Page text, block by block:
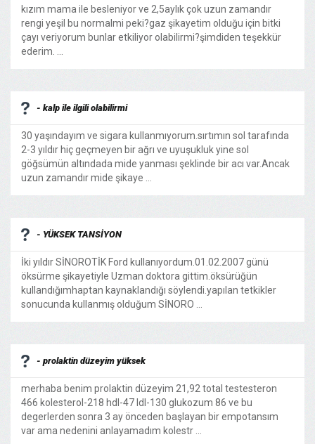
kızım mama ile besleniyor ve 2,5aylık çok uzun zamandır
rengi yeşil bu normalmi peki?gaz şikayetim olduğu için bitki
çayı veriyorum bunlar etkiliyor olabilirmi?şimdiden teşekkür
ederim. ...
- kalp ile ilgili olabilirmi
30 yaşındayım ve sigara kullanmıyorum.sırtımın sol tarafında
2-3 yıldır hiç geçmeyen bir ağrı ve uyuşukluk yine sol
göğsümün altındada mide yanması şeklinde bir acı var.Ancak
uzun zamandır mide şikaye ...
- YÜKSEK TANSİYON
İki yıldır SİNOROTİK Ford kullanıyordum.01.02.2007 günü
öksürme şikayetiyle Uzman doktora gittim.öksürüğün
kullandığımhaptan kaynaklandığı söylendi.yapılan tetkikler
sonucunda kullanmış olduğum SİNORO ...
- prolaktin düzeyim yüksek
merhaba benim prolaktin düzeyim 21,92 total testesteron
466 kolesterol-218 hdl-47 ldl-130 glukozum 86 ve bu
degerlerden sonra 3 ay önceden başlayan bir empotansım
var ama nedenini anlayamadım kolestr ...